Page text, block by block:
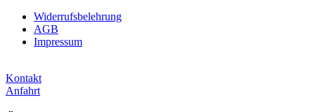
Widerrufsbelehrung
AGB
Impressum
Kontakt
Anfahrt